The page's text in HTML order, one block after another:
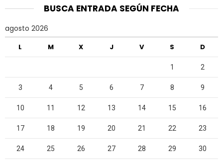
BUSCA ENTRADA SEGÚN FECHA
agosto 2026
L M X J V S D
1 2
3 4 5 6 7 8 9
10 11 12 13 14 15 16
17 18 19 20 21 22 23
24 25 26 27 28 29 30